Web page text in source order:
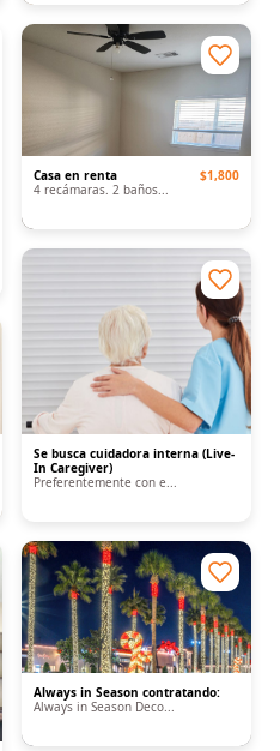
Casa en renta
4 recámaras. 2 baños...
$1,800
Se busca cuidadora interna (Live-
In Caregiver)
Preferentemente con e...
Always in Season contratando:
Always in Season Deco...